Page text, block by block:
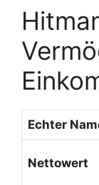
Echter
Nettowert